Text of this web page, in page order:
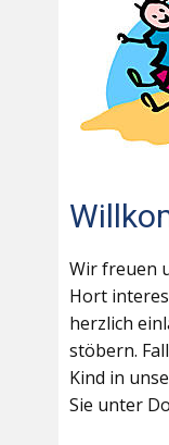
Wir freuen
Hort
herzlich
stöbern.
Kind in
Sie unter